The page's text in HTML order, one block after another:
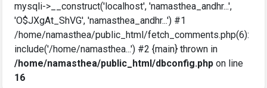
mysqli->__construct('localhost', 'namasthea_andhr...',
'O$JXgAt_ShVG', 'namasthea_andhr...') #1
/home/namasthea/public_html/fetch_comments.php(6):
include('/home/namasthea...') #2 {main} thrown in
/home/namasthea/public_html/dbconfig.php on line
16